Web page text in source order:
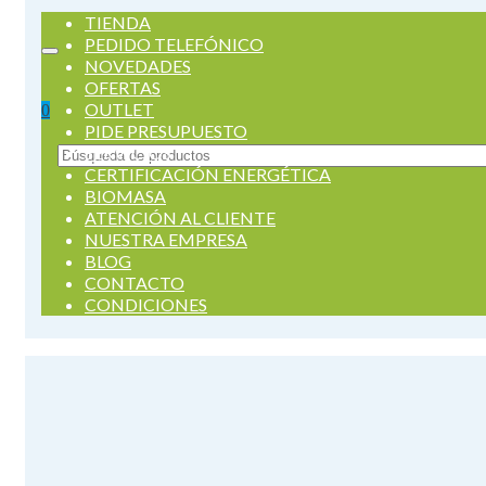
0
Buscar
por:
TIENDA
PEDIDO TELEFÓNICO
NOVEDADES
OFERTAS
OUTLET
PIDE PRESUPUESTO
SERVICIOS
CERTIFICACIÓN ENERGÉTICA
BIOMASA
ATENCIÓN AL CLIENTE
NUESTRA EMPRESA
BLOG
CONTACTO
CONDICIONES